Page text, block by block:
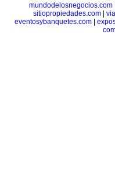
mundodelosnegocios.com|
sitiopropiedades.com|
eventosybanquetes.com|